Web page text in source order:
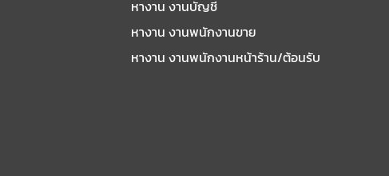
หางาน งานบัญชี
หางาน งานพนักงานขาย
หางาน งานพนักงานหน้าร้าน/ต้อนรับ